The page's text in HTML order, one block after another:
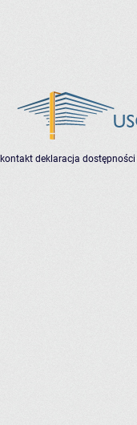
kontakt deklaracja dostępności